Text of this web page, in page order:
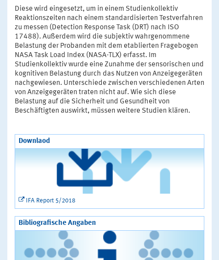
Diese wird eingesetzt, um in einem Studienkollektiv
Reaktionszeiten nach einem standardisierten Testverfahren
zu messen (Detection Response Task (DRT) nach ISO
17488). Außerdem wird die subjektiv wahrgenommene
Belastung der Probanden mit dem etablierten Fragebogen
NASA Task Load Index (NASA-TLX) erfasst. Im
Studienkollektiv wurde eine Zunahme der sensorischen und
kognitiven Belastung durch das Nutzen von Anzeigegeräten
nachgewiesen. Unterschiede zwischen verschiedenen Arten
von Anzeigegeräten traten nicht auf. Wie sich diese
Belastung auf die Sicherheit und Gesundheit von
Beschäftigten auswirkt, müssen weitere Studien klären.
Downlaod
IFA Report 5/2018
Bibliografische Angaben